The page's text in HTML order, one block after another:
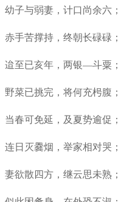
幼子与弱妻，计口尚余六；
赤手苦撑持，终朝长碌碌；
迨至已亥年，两银—斗粟；
野菜已挑完，将何充枵腹；
当春可免延，及夏势逾促；
连日灭爨烟，举家相对哭；
妻欲散四方，继云思未熟；